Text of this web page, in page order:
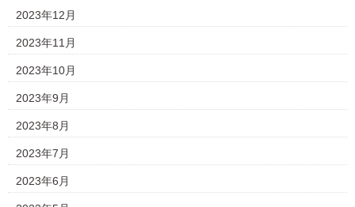
2023年12月
2023年11月
2023年10月
2023年9月
2023年8月
2023年7月
2023年6月